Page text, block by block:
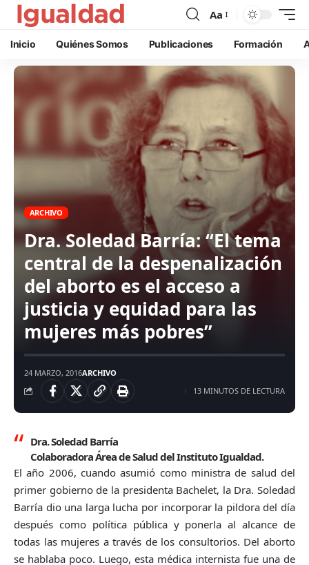
Aa
Inicio Quiénes Somos Publicaciones Formación
ARCHIVO
Dra. Soledad Barría: “El tema
central de la despenalización
del aborto es el acceso a
justicia y equidad para las
mujeres más pobres”
24 MARZO, 2016ARCHIVO
13 MINUTOS DE LECTURA
Dra. Soledad Barría
Colaboradora Área de Salud del Instituto Igualdad.
El año 2006, cuando asumió como ministra de salud del
primer gobierno de la presidenta Bachelet, la Dra. Soledad
Barría dio una larga lucha por incorporar la pildora del día
después como política pública y ponerla al alcance de
todas las mujeres a través de los consultorios. Del aborto
se hablaba poco. Luego, esta médica internista fue una de